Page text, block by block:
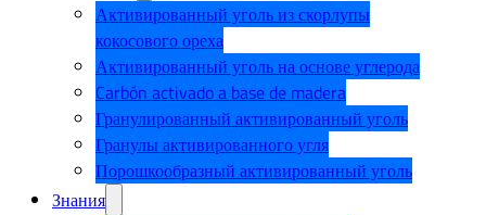
Активированный уголь из скорлупы
кокосового ореха
Активированный уголь на основе углерода
Carbón activado a base de madera
Гранулированный активированный уголь
Гранулы активированного угля
Порошкообразный активированный уголь
Знания